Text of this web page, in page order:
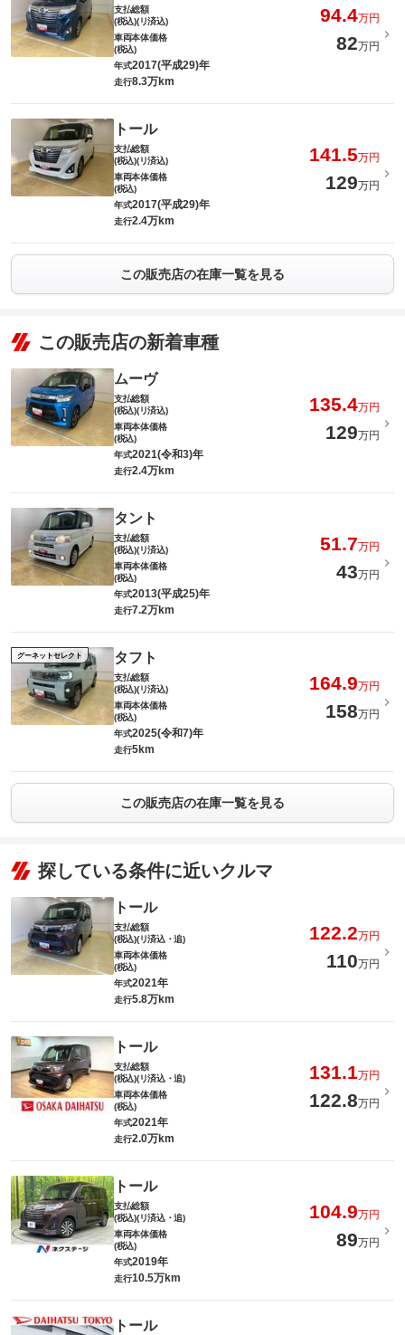
支払総額
(税込)(リ済込)
94.4万円
車両本体価格
(税込)
82万円
年式2017(平成29)年
走行8.3万km
トール
支払総額
(税込)(リ済込)
141.5万円
車両本体価格
(税込)
129万円
年式2017(平成29)年
走行2.4万km
この販売店の在庫一覧を見る
この販売店の新着車種
ムーヴ
支払総額
(税込)(リ済込)
135.4万円
車両本体価格
(税込)
129万円
年式2021(令和3)年
走行2.4万km
タント
支払総額
(税込)(リ済込)
51.7万円
車両本体価格
(税込)
43万円
年式2013(平成25)年
走行7.2万km
グーネットセレクト タフト
支払総額
(税込)(リ済込)
164.9万円
車両本体価格
(税込)
158万円
年式2025(令和7)年
走行5km
この販売店の在庫一覧を見る
探している条件に近いクルマ
トール
支払総額
(税込)(リ済込・追)
122.2万円
車両本体価格
(税込)
110万円
年式2021年
走行5.8万km
トール
支払総額
(税込)(リ済込・追)
131.1万円
車両本体価格
(税込)
122.8万円
年式2021年
走行2.0万km
トール
支払総額
(税込)(リ済込・追)
104.9万円
車両本体価格
(税込)
89万円
年式2019年
走行10.5万km
トール